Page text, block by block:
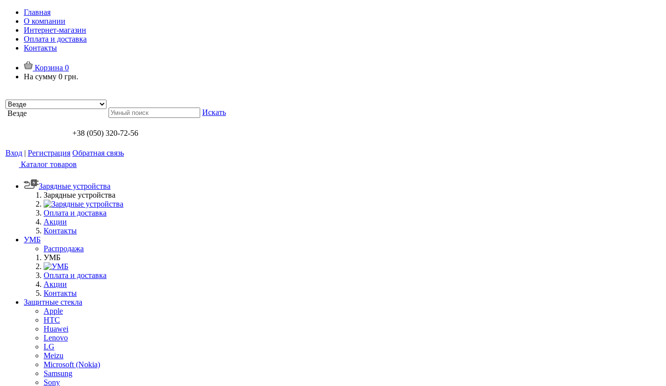
Главная
О компании
Интернет-магазин
Оплата и доставка
Контакты
Корзина 0
На сумму 0 грн.
Везде Искать
+38 (050) 320-72-56
Вход | Регистрация Обратная связь
Каталог товаров
Зарядные устройства
Зарядные устройства
Оплата и доставка
Акции
Контакты
УМБ
Распродажа
УМБ
Оплата и доставка
Акции
Контакты
Защитные стекла
Apple
HTC
Huawei
Lenovo
LG
Meizu
Microsoft (Nokia)
Samsung
Sony